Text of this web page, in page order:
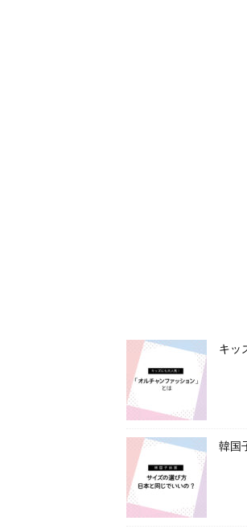
キッ
韓国